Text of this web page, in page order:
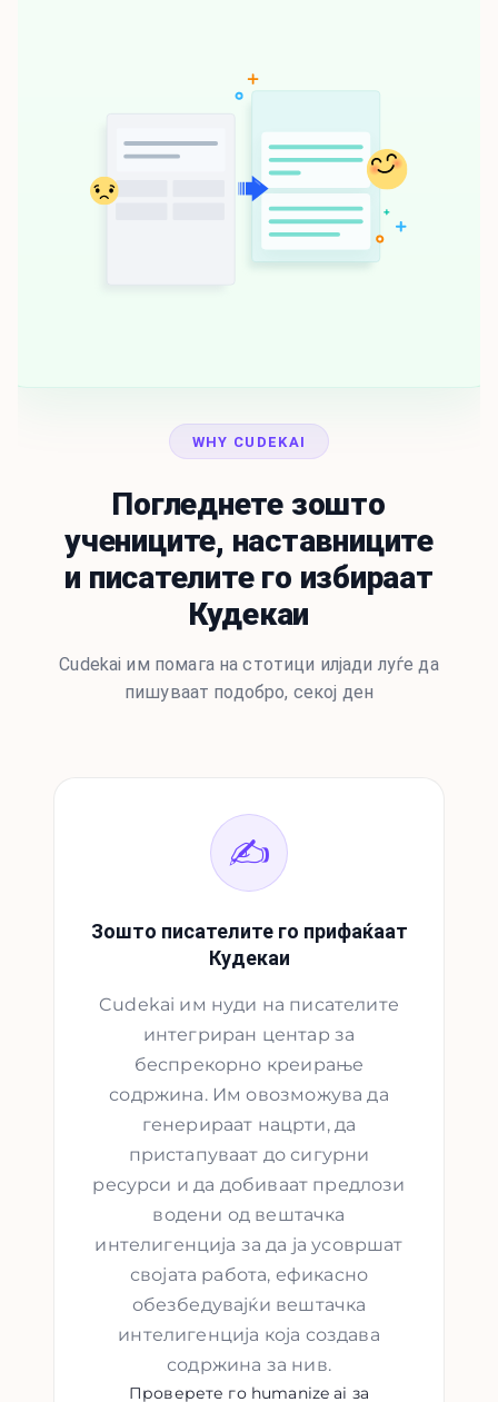
WHY CUDEKAI
Погледнете зошто
учениците, наставниците
и писателите го избираат
Кудекаи
Cudekai им помага на стотици илјади луѓе да
пишуваат подобро, секој ден
✍️
Зошто писателите го прифаќаат
Кудекаи
Cudekai им нуди на писателите
интегриран центар за
беспрекорно креирање
содржина. Им овозможува да
генерираат нацрти, да
пристапуваат до сигурни
ресурси и да добиваат предлози
водени од вештачка
интелигенција за да ја усовршат
својата работа, ефикасно
обезбедувајќи вештачка
интелигенција која создава
содржина за нив.
Проверете го humanize ai за